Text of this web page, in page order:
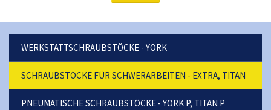
WERKSTATTSCHRAUBSTÖCKE - YORK
SCHRAUBSTÖCKE FÜR SCHWERARBEITEN - EXTRA, TITAN
PNEUMATISCHE SCHRAUBSTÖCKE - YORK P, TITAN P